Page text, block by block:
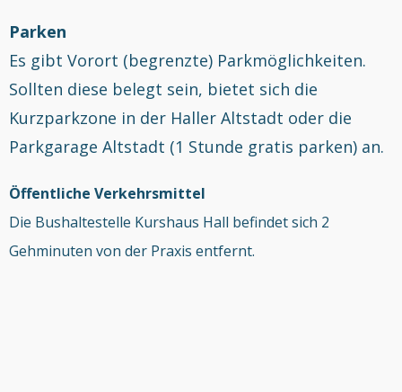
Parken
Es gibt Vorort (begrenzte) Parkmöglichkeiten.
Sollten diese belegt sein, bietet sich die
Kurzparkzone in der Haller Altstadt oder die
Parkgarage Altstadt (1 Stunde gratis parken) an.
Öffentliche Verkehrsmittel
Die Bushaltestelle Kurshaus Hall befindet sich 2
Gehminuten von der Praxis entfernt.